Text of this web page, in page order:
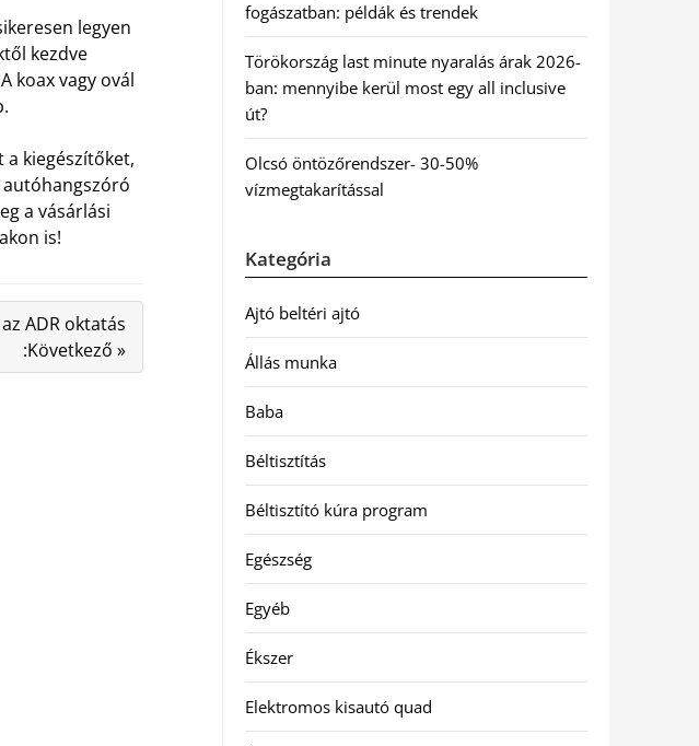
legyen
kezdve
koax vagy ovál
kiegészítőket,
a vásárlási
is!
ADR oktatás
:Következő »
fogászatban: példák és trendek
Törökország last minute nyaralás árak 2026-
ban: mennyibe kerül most egy all inclusive
út?
Olcsó öntözőrendszer- 30-50%
vízmegtakarítással
Kategória
Ajtó beltéri ajtó
Állás munka
Baba
Béltisztítás
Béltisztító kúra program
Egészség
Egyéb
Ékszer
Elektromos kisautó quad